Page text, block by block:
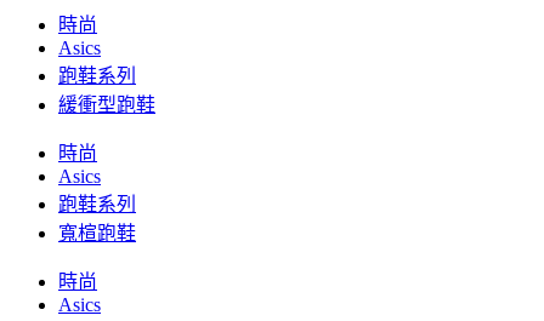
時尚
Asics
跑鞋系列
緩衝型跑鞋
時尚
Asics
跑鞋系列
寬楦跑鞋
時尚
Asics